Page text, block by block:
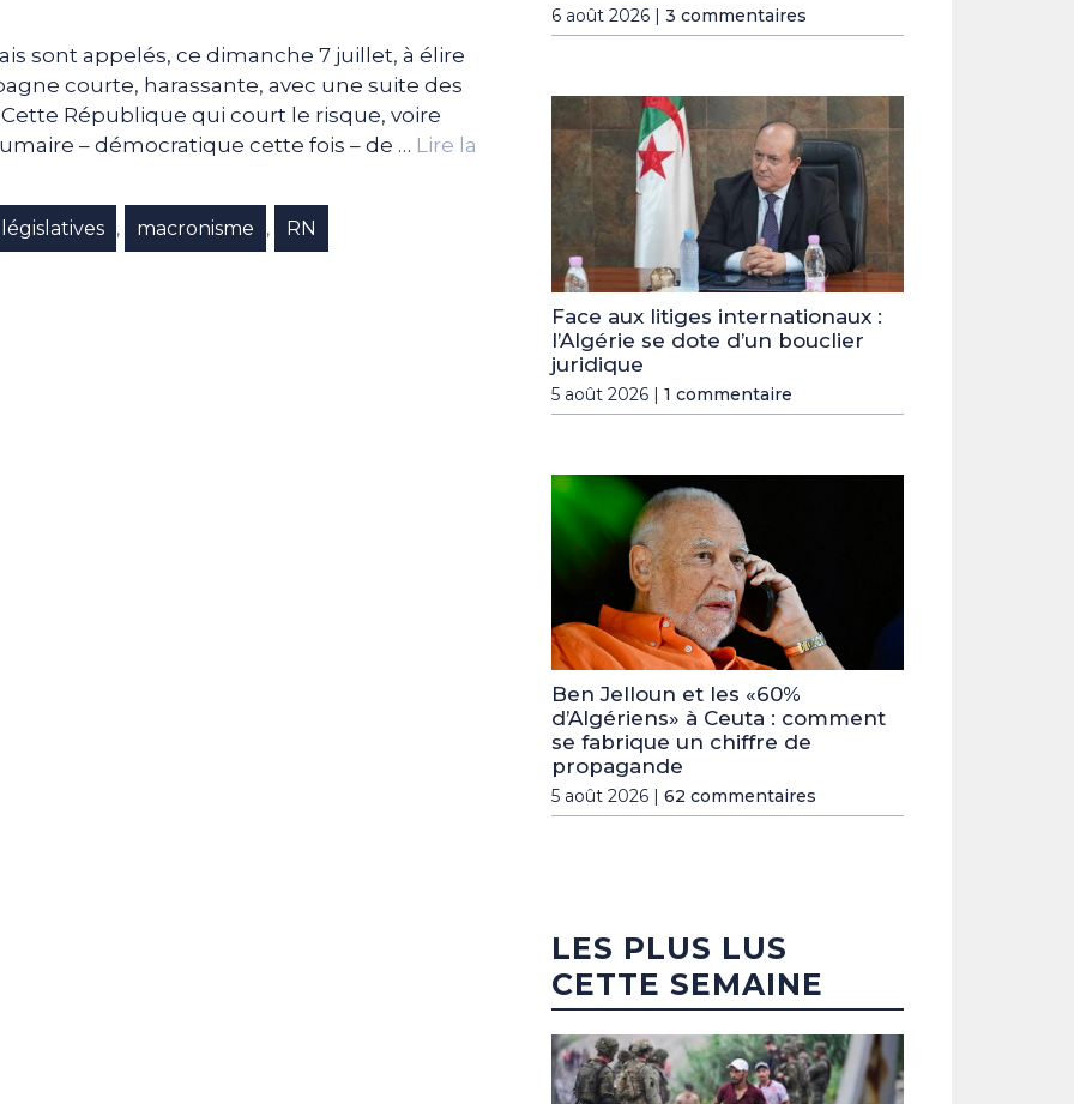
sont appelés, ce dimanche 7 juillet, à élire
courte, harassante, avec une suite des
République qui court le risque, voire
– démocratique cette fois – de … Lire la
législatives , macronisme , RN
6 août 2026 | 3 commentaires
Face aux litiges internationaux :
l’Algérie se dote d’un bouclier
juridique
5 août 2026 | 1 commentaire
Ben Jelloun et les «60%
d’Algériens» à Ceuta : comment
se fabrique un chiffre de
propagande
5 août 2026 | 62 commentaires
LES PLUS LUS
CETTE SEMAINE